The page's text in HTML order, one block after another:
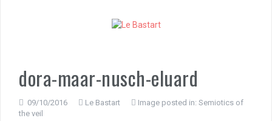
dora-maar-nusch-eluard
09/10/2016 Le Bastart Image posted in: Semiotics of
the veil